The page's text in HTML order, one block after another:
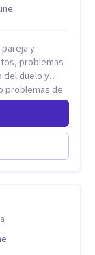
y
problemas
del duelo y
problemas de
vital para la